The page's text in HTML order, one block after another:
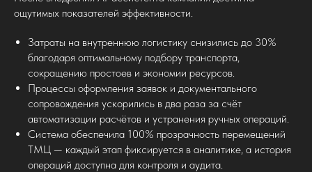
ощутимых показателей эффективности.
Затраты на внутреннюю логистику снизились до 30%
благодаря оптимальному подбору транспорта,
сокращению простоев и экономии ресурсов.
Процессы оформления заявок и документального
сопровождения ускорились в два раза за счёт
автоматизации расчётов и устранения ручных операций.
Система обеспечила 100% прозрачность перемещений
ТМЦ — каждый этап фиксируется в аналитике, а история
операций доступна для контроля и аудита.